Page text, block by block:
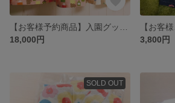
18,000円
3,800円
SOLD OUT